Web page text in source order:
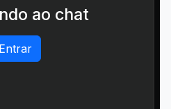
ao chat
Entrar